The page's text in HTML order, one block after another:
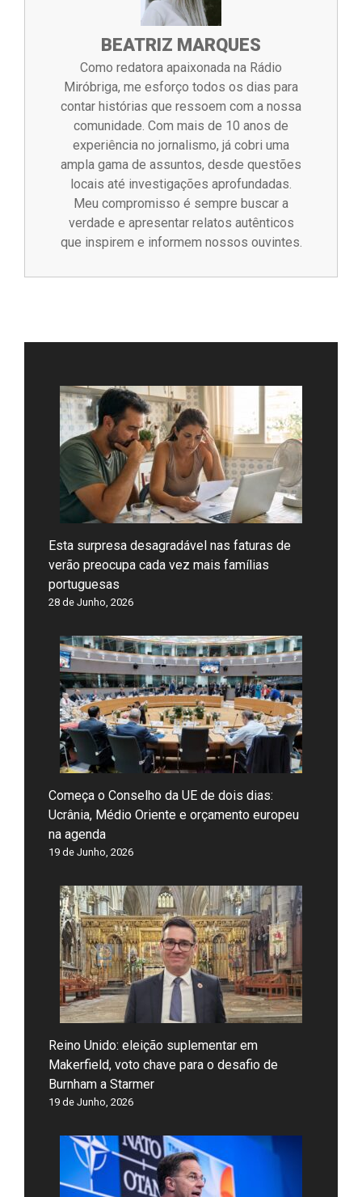
BEATRIZ MARQUES
Como redatora apaixonada na Rádio
Miróbriga, me esforço todos os dias para
contar histórias que ressoem com a nossa
comunidade. Com mais de 10 anos de
experiência no jornalismo, já cobri uma
ampla gama de assuntos, desde questões
locais até investigações aprofundadas.
Meu compromisso é sempre buscar a
verdade e apresentar relatos autênticos
que inspirem e informem nossos ouvintes.
Esta surpresa desagradável nas faturas de
verão preocupa cada vez mais famílias
portuguesas
28 de Junho, 2026
Começa o Conselho da UE de dois dias:
Ucrânia, Médio Oriente e orçamento europeu
na agenda
19 de Junho, 2026
Reino Unido: eleição suplementar em
Makerfield, voto chave para o desafio de
Burnham a Starmer
19 de Junho, 2026